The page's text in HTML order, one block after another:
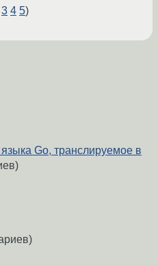
3 4 5)
Go, транслируемое в